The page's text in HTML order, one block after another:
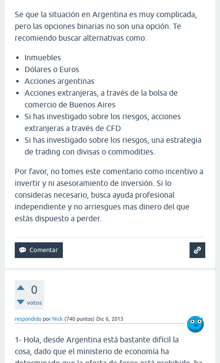
Se que la situación en Argentina es muy complicada,
pero las opciones binarias no son una opción. Te
recomiendo buscar alternativas como:
Inmuebles
Dólares o Euros
Acciones argentinas
Acciones extranjeras, a través de la bolsa de
comercio de Buenos Aires
Si has investigado sobre los riesgos, acciones
extranjeras a través de CFD
Si has investigado sobre los riesgos, una estrategia
de trading con divisas o commodities.
Por favor, no tomes este comentario como incentivo a
invertir y ni asesoramiento de inversión. Si lo
consideras necesario, busca ayuda profesional
independiente y no arriesgues mas dinero del que
estás dispuesto a perder.
0
votos
respondido por Nick (740 puntos) Dic 6, 2013
1- Hola, desde Argentina está bastante difícil la
cosa, dado que el ministerio de economía ha